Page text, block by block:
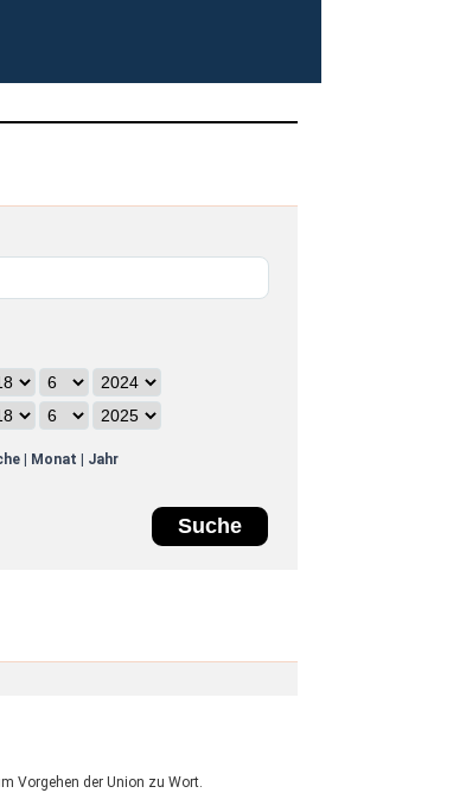
| Monat Jahr
Vorgehen der Union zu Wort.